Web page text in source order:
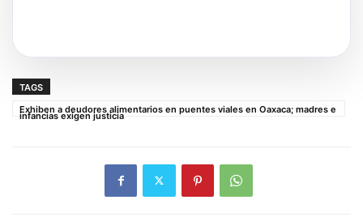
TAGS
Exhiben a deudores alimentarios en puentes viales en Oaxaca; madres e
infancias exigen justicia